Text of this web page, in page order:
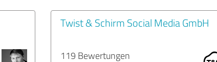
Twist & Schirm Social Media GmbH
119 Bewertungen